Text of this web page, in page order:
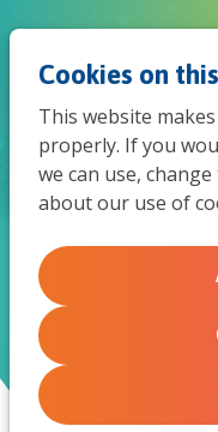
Cookies on
This website
properly. If you
we can use,
about our use of
Zeven
kerk aan te
van